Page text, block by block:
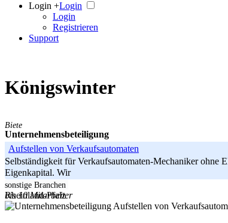
Login +Login
Login
Registrieren
Support
Königswinter
Biete
Unternehmensbeteiligung
Aufstellen von Verkaufsautomaten
Selbständigkeit für Verkaufsautomaten-Mechaniker ohne
Eigenkapital. Wir
-----
Rheinland-Pfalz
sonstige Branchen
bis 10 Mitarbeiter